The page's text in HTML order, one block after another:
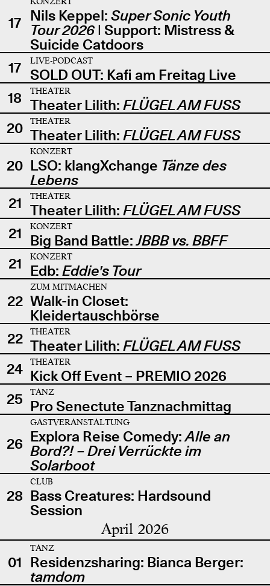
17 Nils Keppel: Super Sonic Youth
Tour 2026| Support: Mistress &
Suicide Catdoors
17
LIVE-PODCAST
SOLD OUT: Kafi am Freitag Live
18
THEATER
Theater Lilith: FLÜGEL AM FUSS
20
THEATER
Theater Lilith: FLÜGEL AM FUSS
20
KONZERT
LSO: klangXchange Tänze des
Lebens
21
THEATER
Theater Lilith: FLÜGEL AM FUSS
21
KONZERT
Big Band Battle:JBBB vs. BBFF
21
KONZERT
Edb: Eddie's Tour
22
ZUM MITMACHEN
Walk-in Closet:
Kleidertauschbörse
22
THEATER
Theater Lilith: FLÜGEL AM FUSS
24
THEATER
Kick Off Event – PREMIO 2026
25
TANZ
Pro Senectute Tanznachmittag
26
GASTVERANSTALTUNG
Explora Reise Comedy:Alle an
Bord?! – Drei Verrückte im
Solarboot
28
CLUB
Bass Creatures: Hardsound
Session
April 2026
01
TANZ
Residenzsharing: Bianca Berger:
tamdom